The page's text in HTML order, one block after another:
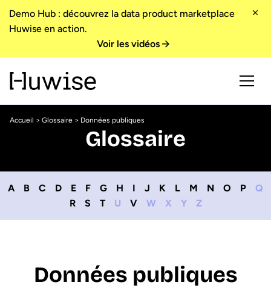
Demo Hub : découvrez la data product marketplace
Huwise en action.
Voir les vidéos
Accueil > Glossaire > Données publiques
Glossaire
A B C D E F G H I J K L M N O P
Q
R
S T U V W X Y Z
Données publiques